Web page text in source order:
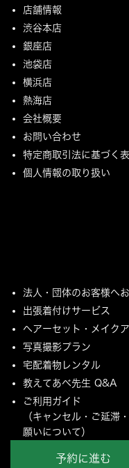
予約に進む
店舗情報
渋谷本店
銀座店
池袋店
横浜店
熱海店
会社概要
お問い合わせ
特定商取引法に基づく
個人情報の取り扱い
法人・団体のお客様へ
出張着付けサービス
ヘアーセット・メイク
写真撮影プラン
宅配着物レンタル
教えてあべ先生 Q&A
ご利用ガイド
（キャンセル・ご延滞
願いについて）